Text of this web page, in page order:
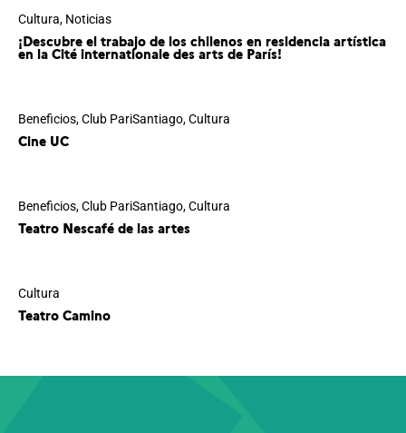
Cultura, Noticias
¡Descubre el trabajo de los chilenos en residencia artística
en la Cité internationale des arts de París!
Beneficios,Club PariSantiago,Cultura
Cine UC
Beneficios,Club PariSantiago,Cultura
Teatro Nescafé de las artes
Cultura
Teatro Camino